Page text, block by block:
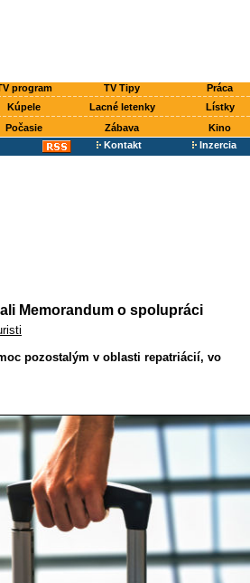
program TV Tipy
Práca
Kúpele Lacné letenky
Lístky
Počasie Zábava
Kino
Kontakt Inzercia
Memorandum o spolupráci
pozostalým v oblasti repatriácií, vo